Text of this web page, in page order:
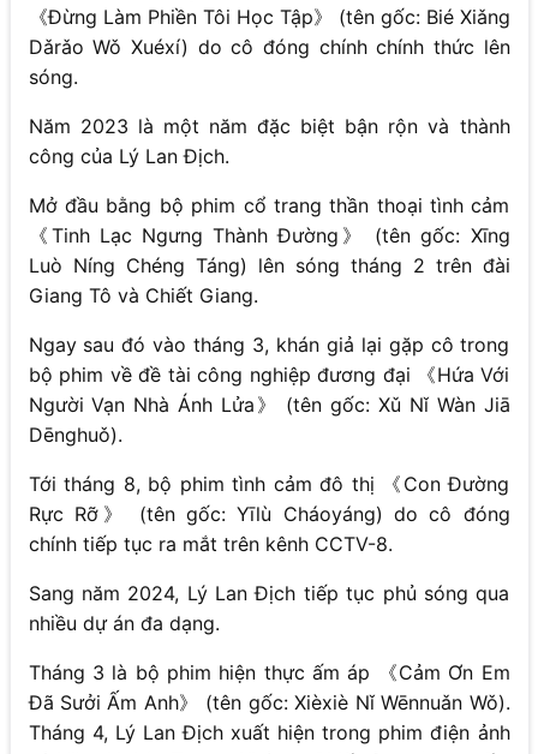
《Đừng Làm Phiền Tôi Học Tập》 (tên gốc: Bié Xiǎng
Dǎrǎo Wǒ Xuéxí) do cô đóng chính chính thức lên
sóng.
Năm 2023 là một năm đặc biệt bận rộn và thành
công của Lý Lan Địch.
Mở đầu bằng bộ phim cổ trang thần thoại tình cảm
《Tinh Lạc Ngưng Thành Đường》 (tên gốc: Xīng
Luò Níng Chéng Táng) lên sóng tháng 2 trên đài
Giang Tô và Chiết Giang.
Ngay sau đó vào tháng 3, khán giả lại gặp cô trong
bộ phim về đề tài công nghiệp đương đại 《Hứa Với
Người Vạn Nhà Ánh Lửa》 (tên gốc: Xǔ Nǐ Wàn Jiā
Dēnghuǒ).
Tới tháng 8, bộ phim tình cảm đô thị 《Con Đường
Rực Rỡ》 (tên gốc: Yīlù Cháoyáng) do cô đóng
chính tiếp tục ra mắt trên kênh CCTV-8.
Sang năm 2024, Lý Lan Địch tiếp tục phủ sóng qua
nhiều dự án đa dạng.
Tháng 3 là bộ phim hiện thực ấm áp 《Cảm Ơn Em
Đã Sưởi Ấm Anh》 (tên gốc: Xièxiè Nǐ Wēnnuǎn Wǒ).
Tháng 4, Lý Lan Địch xuất hiện trong phim điện ảnh